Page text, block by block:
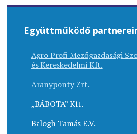
Együttműködő
Agro Profi Mezőgazdasági
ésKereskedelmiKft.
Aranyponty Zrt.
„BÁBOTA” Kft.
Balogh Tamás E.V.